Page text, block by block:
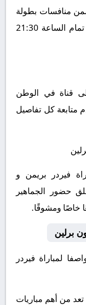
منافسات بطولة
تنطلق في تمام الساعة 21:30
قناة في الوطن
متابعة كل تفاصيل
فيردر بريمن و
حضور الجماهير
خاصًا ومشوقًا.
برلين
لمباراة فيردر
من أهم مباريات